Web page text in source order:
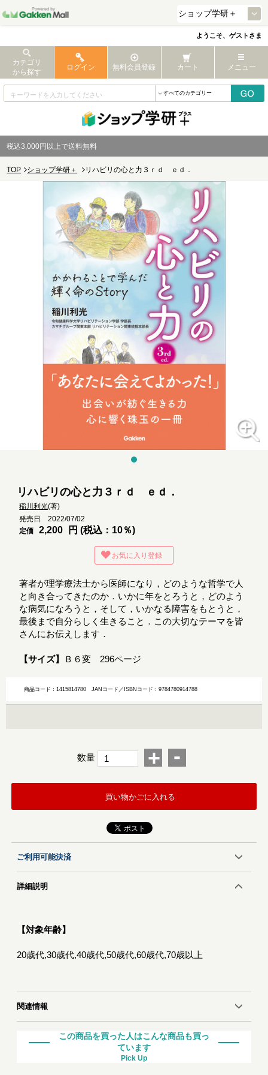
ようこそ、ゲストさま
カテゴリ
から探す
ログイン 無料会員登録 カート メニュー
税込3,000円以上で送料無料
TOP ショップ学研＋ リハビリの心と力３ｒｄ ｅｄ．
リハビリの心と力３ｒｄ ｅｄ．
稲川利光(著)
発売日 2022/07/02
定価
2,200 円 (税込：10％)
お気に入り登録
著者が理学療法士から医師になり，どのような哲学で人
と向き合ってきたのか．いかに年をとろうと，どのよう
な病気になろうと，そして，いかなる障害をもとうと，
最後まで自分らしく生きること．この大切なテーマを皆
さんにお伝えします．
【サイズ】 Ｂ６変 296ページ
商品コード：1415814780JANコード／ISBNコード：9784780914788
数量 + -
買い物かごに入れる
ご利用可能決済
詳細説明
【対象年齢】
20歳代,30歳代,40歳代,50歳代,60歳代,70歳以上
関連情報
この商品を買った人はこんな商品も買っ
ています
Pick Up